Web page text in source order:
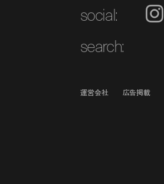
social: Instagram
search:
運営会社 広告掲載